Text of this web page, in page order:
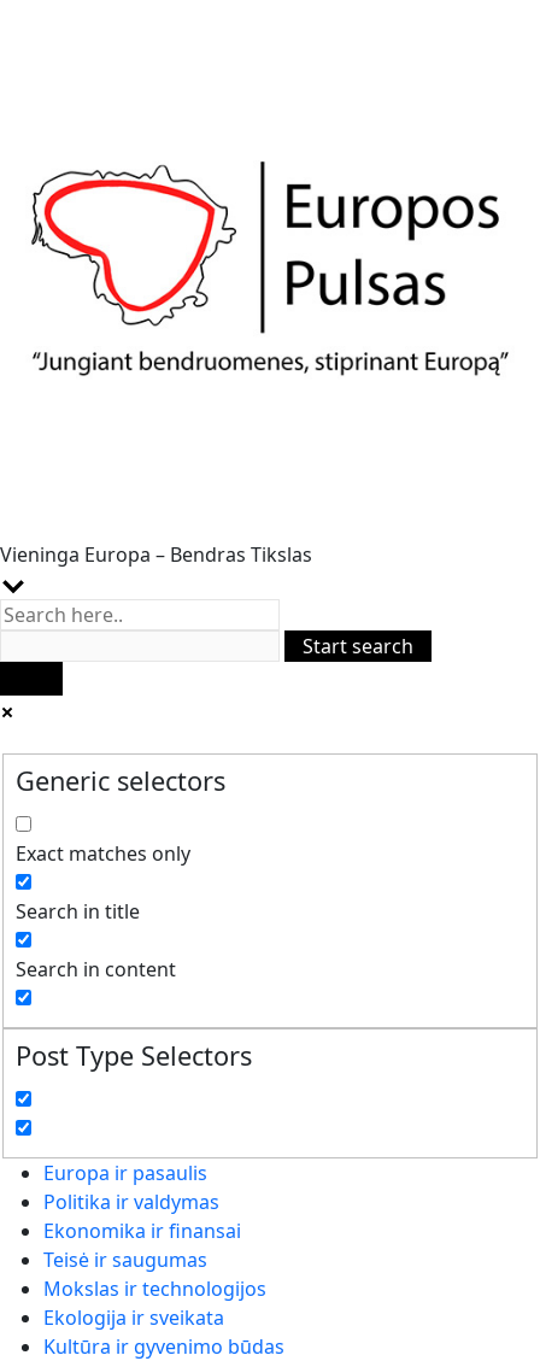
Vieninga Europa – Bendras Tikslas
Generic selectors
Exact matches only
Search in title
Search in content
Post Type Selectors
Europa ir pasaulis
Politika ir valdymas
Ekonomika ir finansai
Teisė ir saugumas
Mokslas ir technologijos
Ekologija ir sveikata
Kultūra ir gyvenimo būdas